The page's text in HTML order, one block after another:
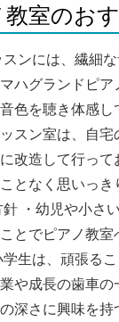
室のお
ンには、繊細
ハグランドピ
色を聴き体感
スン室は、自
改造して行って
となく思いっ
・幼児や小さ
とでピアノ教
生は、頑張る
や成長の歯車の
深さに興味を持